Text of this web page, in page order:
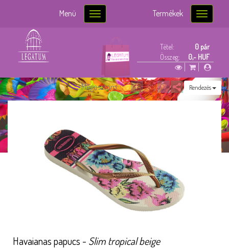
Toggle
navigation
Menü
Toggle
navigation
Termékek
Tétel:
0 pár
Összeg:
0,- HUF
Megosztom: Rendezés
Havaianas papucs - Slim tropical beige